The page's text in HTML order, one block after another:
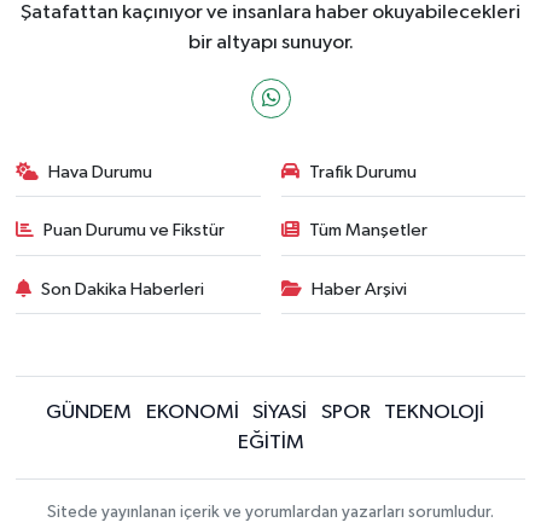
Şatafattan kaçınıyor ve insanlara haber okuyabilecekleri
bir altyapı sunuyor.
Hava Durumu Trafik Durumu
Puan Durumu ve Fikstür Tüm Manşetler
Son Dakika Haberleri Haber Arşivi
GÜNDEM EKONOMİ SİYASİ SPOR
TEKNOLOJİ
EĞİTİM
Sitede yayınlanan içerik ve yorumlardan yazarları sorumludur.